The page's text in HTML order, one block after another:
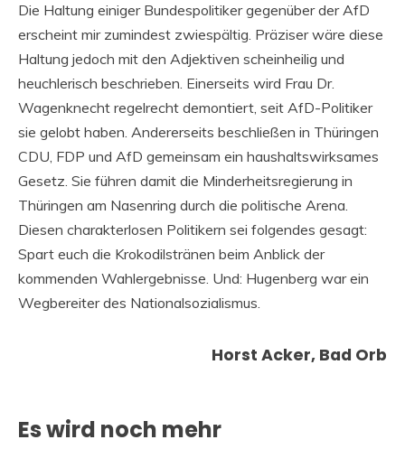
Die Haltung einiger Bundespolitiker gegenüber der AfD
erscheint mir zumindest zwiespältig. Präziser wäre diese
Haltung jedoch mit den Adjektiven scheinheilig und
heuchlerisch beschrieben. Einerseits wird Frau Dr.
Wagenknecht regelrecht demontiert, seit AfD-Politiker
sie gelobt haben. Andererseits beschließen in Thüringen
CDU, FDP und AfD gemeinsam ein haushaltswirksames
Gesetz. Sie führen damit die Minderheitsregierung in
Thüringen am Nasenring durch die politische Arena.
Diesen charakterlosen Politikern sei folgendes gesagt:
Spart euch die Krokodilstränen beim Anblick der
kommenden Wahlergebnisse. Und: Hugenberg war ein
Wegbereiter des Nationalsozialismus.
Horst Acker, Bad Orb
Es wird noch mehr